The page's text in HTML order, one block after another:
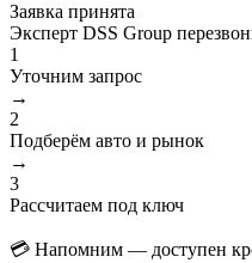
Заявка принята
Эксперт DSS Group
1
Уточним запрос
→
2
Подберём авто и рынок
→
3
Рассчитаем под ключ
💳 Напомним — доступен